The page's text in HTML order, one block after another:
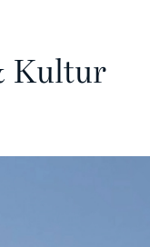
Kultur